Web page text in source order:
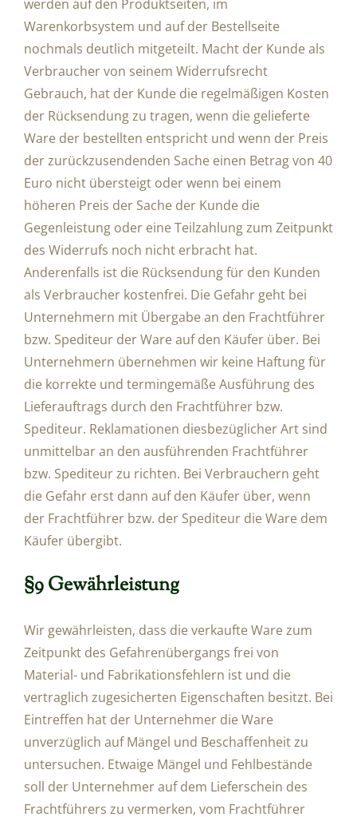
werden auf den Produktseiten, im
Warenkorbsystem und auf der Bestellseite
nochmals deutlich mitgeteilt. Macht der Kunde als
Verbraucher von seinem Widerrufsrecht
Gebrauch, hat der Kunde die regelmäßigen Kosten
der Rücksendung zu tragen, wenn die gelieferte
Ware der bestellten entspricht und wenn der Preis
der zurückzusendenden Sache einen Betrag von 40
Euro nicht übersteigt oder wenn bei einem
höheren Preis der Sache der Kunde die
Gegenleistung oder eine Teilzahlung zum Zeitpunkt
des Widerrufs noch nicht erbracht hat.
Anderenfalls ist die Rücksendung für den Kunden
als Verbraucher kostenfrei. Die Gefahr geht bei
Unternehmern mit Übergabe an den Frachtführer
bzw. Spediteur der Ware auf den Käufer über. Bei
Unternehmern übernehmen wir keine Haftung für
die korrekte und termingemäße Ausführung des
Lieferauftrags durch den Frachtführer bzw.
Spediteur. Reklamationen diesbezüglicher Art sind
unmittelbar an den ausführenden Frachtführer
bzw. Spediteur zu richten. Bei Verbrauchern geht
die Gefahr erst dann auf den Käufer über, wenn
der Frachtführer bzw. der Spediteur die Ware dem
Käufer übergibt.
§9 Gewährleistung
Wir gewährleisten, dass die verkaufte Ware zum
Zeitpunkt des Gefahrenübergangs frei von
Material- und Fabrikationsfehlern ist und die
vertraglich zugesicherten Eigenschaften besitzt. Bei
Eintreffen hat der Unternehmer die Ware
unverzüglich auf Mängel und Beschaffenheit zu
untersuchen. Etwaige Mängel und Fehlbestände
soll der Unternehmer auf dem Lieferschein des
Frachtführers zu vermerken, vom Frachtführer